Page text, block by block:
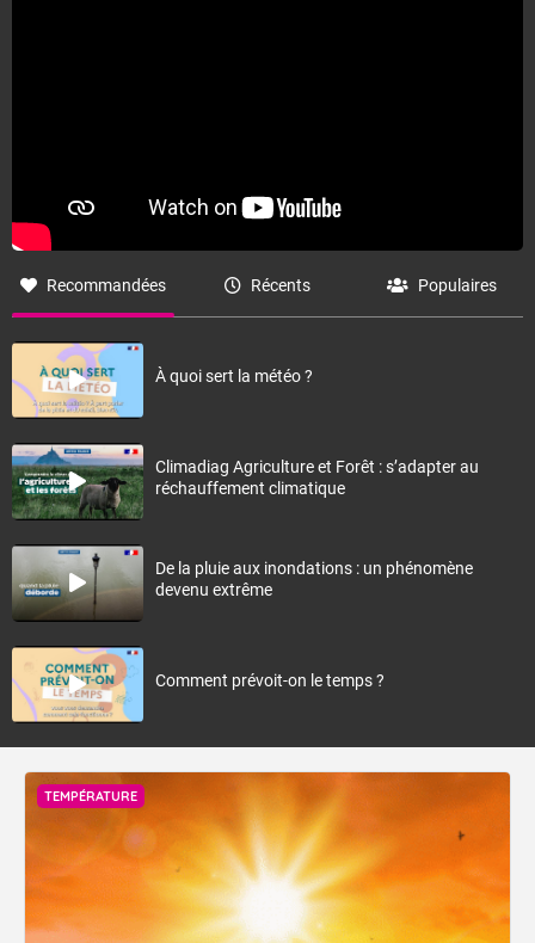
Recommandées Récents Populaires
À quoi sert la météo ?
Climadiag Agriculture et Forêt : s’adapter au
réchauffement climatique
De la pluie aux inondations : un phénomène
devenu extrême
Comment prévoit-on le temps ?
TEMPÉRATURE